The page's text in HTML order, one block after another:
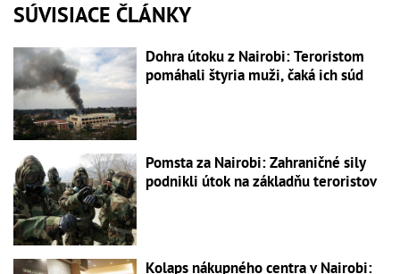
SÚVISIACE ČLÁNKY
Dohra útoku z Nairobi: Teroristom
pomáhali štyria muži, čaká ich súd
Pomsta za Nairobi: Zahraničné sily
podnikli útok na základňu teroristov
Kolaps nákupného centra v Nairobi: